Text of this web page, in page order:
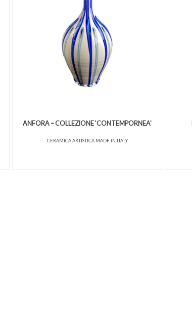
ANFORA – COLLEZIONE ‘CONTEMPORNEA’
CERAMICA ARTISTICA MADE IN ITALY